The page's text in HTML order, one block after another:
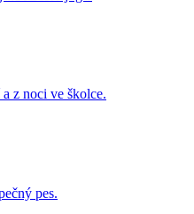
z noci ve školce.
pes.